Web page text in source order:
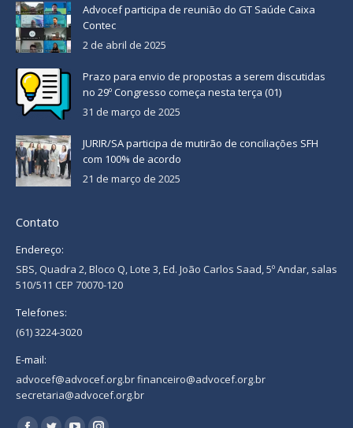
Advocef participa de reunião do GT Saúde Caixa
Contec
2 de abril de 2025
Prazo para envio de propostas a serem discutidas
no 29º Congresso começa nesta terça (01)
31 de março de 2025
JURIR/SA participa de mutirão de conciliações SFH
com 100% de acordo
21 de março de 2025
Contato
Endereço:
SBS, Quadra 2, Bloco Q, Lote 3, Ed. João Carlos Saad, 5º Andar, salas
510/511 CEP 70070-120
Telefones:
(61) 3224-3020
E-mail:
advocef@advocef.org.br financeiro@advocef.org.br
secretaria@advocef.org.br
Encontre-nos em: